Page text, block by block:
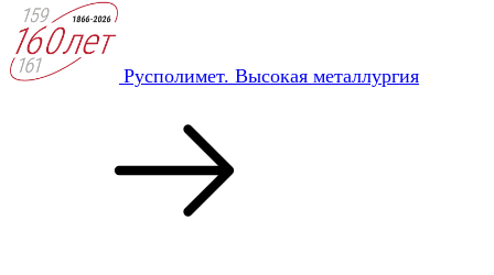
Русполимет. Высокая металлургия